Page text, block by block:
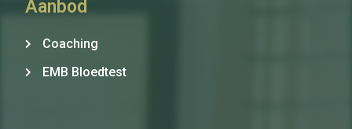
Aanbod
Coaching
EMB Bloedtest